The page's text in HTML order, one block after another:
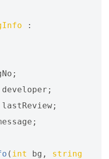
:
;
developer ;
lastReview;
;
( int bg ,
string